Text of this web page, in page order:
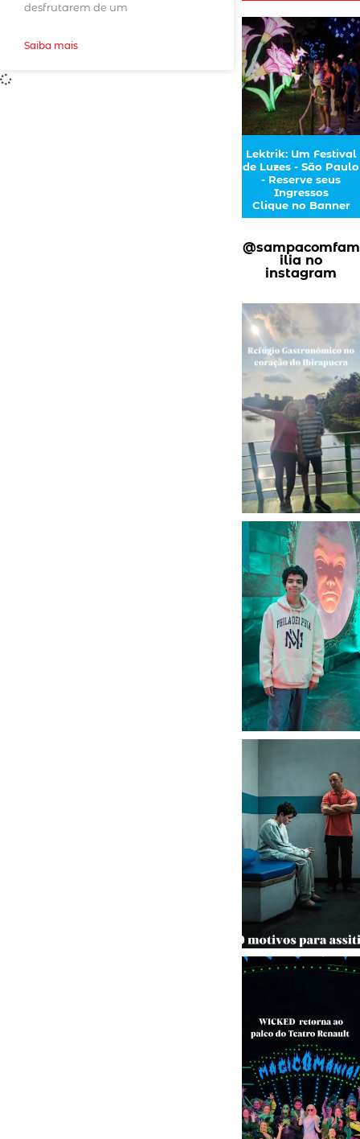
desfrutarem de um
Saiba mais
Lektrik: Um Festival
de Luzes - São Paulo
- Reserve seus
Ingressos
Clique no Banner
@sampacomfam
ilia no
instagram